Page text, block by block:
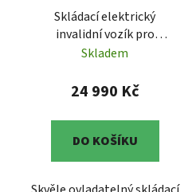
Skládací elektrický
invalidní vozík pro
seniory Selvo i4500S
Skladem
24 990 Kč
DO KOŠÍKU